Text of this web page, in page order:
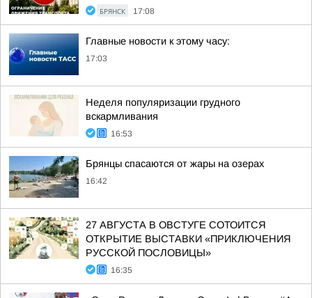
БРЯНСК 17:08
Главные новости к этому часу:
17:03
Неделя популяризации грудного
вскармливания
16:53
Брянцы спасаются от жары на озерах
16:42
27 АВГУСТА В ОВСТУГЕ СОТОИТСЯ
ОТКРЫТИЕ ВЫСТАВКИ «ПРИКЛЮЧЕНИЯ
РУССКОЙ ПОСЛОВИЦЫ»
16:35